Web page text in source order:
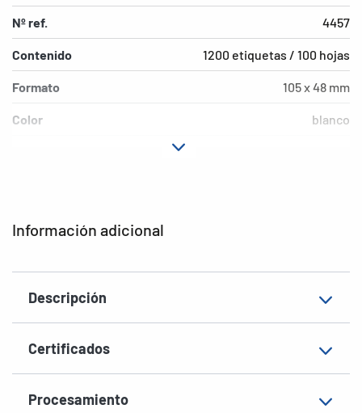
Información adicional
Descripción
Certificados
Procesamiento
Nº ref. 4457
Contenido 1200 etiquetas / 100 hojas
Formato 105 x 48 mm
Color blanco
Forma de las esquinas
Material Papel, mate
EAN 4008705044578